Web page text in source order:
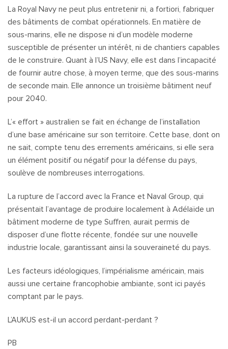
La Royal Navy ne peut plus entretenir ni, a fortiori, fabriquer
des bâtiments de combat opérationnels. En matière de
sous-marins, elle ne dispose ni d’un modèle moderne
susceptible de présenter un intérêt, ni de chantiers capables
de le construire. Quant à l’US Navy, elle est dans l’incapacité
de fournir autre chose, à moyen terme, que des sous-marins
de seconde main. Elle annonce un troisième bâtiment neuf
pour 2040.
L’« effort » australien se fait en échange de l’installation
d’une base américaine sur son territoire. Cette base, dont on
ne sait, compte tenu des errements américains, si elle sera
un élément positif ou négatif pour la défense du pays,
soulève de nombreuses interrogations.
La rupture de l’accord avec la France et Naval Group, qui
présentait l’avantage de produire localement à Adélaïde un
bâtiment moderne de type Suffren, aurait permis de
disposer d’une flotte récente, fondée sur une nouvelle
industrie locale, garantissant ainsi la souveraineté du pays.
Les facteurs idéologiques, l’impérialisme américain, mais
aussi une certaine francophobie ambiante, sont ici payés
comptant par le pays.
L’AUKUS est-il un accord perdant-perdant ?
PB